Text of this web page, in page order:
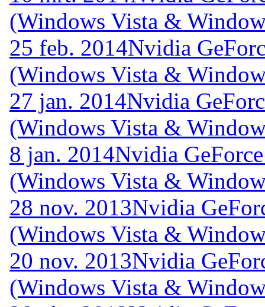
(Windows Vista &
25 feb. 2014Nvidia
(Windows Vista &
27 jan. 2014Nvidia
(Windows Vista &
8 jan. 2014Nvidia
(Windows Vista &
28 nov. 2013Nvidia
(Windows Vista &
20 nov. 2013Nvidia
(Windows Vista &